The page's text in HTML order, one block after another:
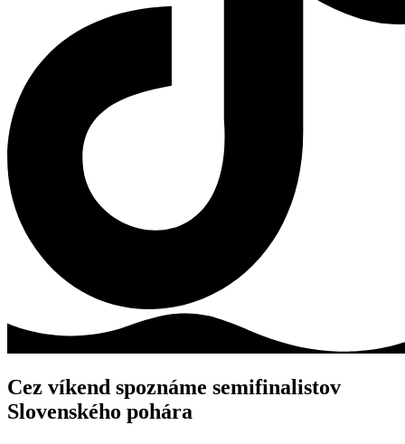
Cez víkend spoznáme semifinalistov
Slovenského pohára